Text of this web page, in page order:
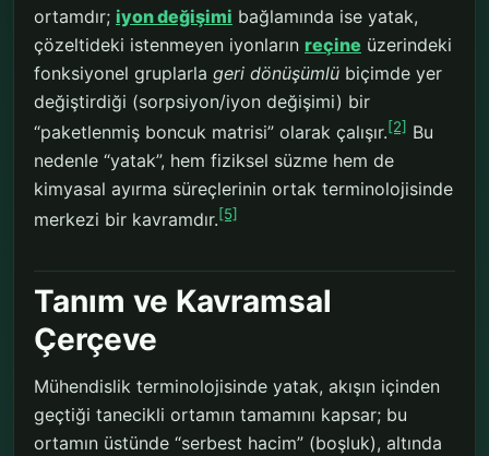
ortamdır; iyon değişimi bağlamında ise yatak,
çözeltideki istenmeyen iyonların reçine üzerindeki
fonksiyonel gruplarla geri dönüşümlü biçimde yer
değiştirdiği (sorpsiyon/iyon değişimi) bir
“paketlenmiş boncuk matrisi” olarak çalışır.[2] Bu
nedenle “yatak”, hem fiziksel süzme hem de
kimyasal ayırma süreçlerinin ortak terminolojisinde
merkezi bir kavramdır.[5]
Tanım ve Kavramsal
Çerçeve
Mühendislik terminolojisinde yatak, akışın içinden
geçtiği tanecikli ortamın tamamını kapsar; bu
ortamın üstünde “serbest hacim” (boşluk), altında